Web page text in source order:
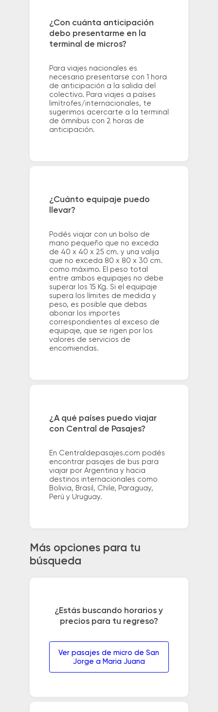
¿Con cuánta anticipación
debo presentarme en la
terminal de micros?
Para viajes nacionales es
necesario presentarse con 1 hora
de anticipación a la salida del
colectivo. Para viajes a países
limítrofes/internacionales, te
sugerimos acercarte a la terminal
de ómnibus con 2 horas de
anticipación.
¿Cuánto equipaje puedo
llevar?
Podés viajar con un bolso de
mano pequeño que no exceda
de 40 x 40 x 25 cm. y una valija
que no exceda 80 x 80 x 30 cm.
como máximo. El peso total
entre ambos equipajes no debe
superar los 15 Kg. Si el equipaje
supera los límites de medida y
peso, es posible que debas
abonar los importes
correspondientes al exceso de
equipaje, que se rigen por los
valores de servicios de
encomiendas.
¿A qué países puedo viajar
con Central de Pasajes?
En Centraldepasajes.com podés
encontrar pasajes de bus para
viajar por Argentina y hacia
destinos internacionales como
Bolivia, Brasil, Chile, Paraguay,
Perú y Uruguay.
Más opciones para tu
búsqueda
¿Estás buscando horarios y
precios para tu regreso?
Ver pasajes de micro de San
Jorge a Maria Juana